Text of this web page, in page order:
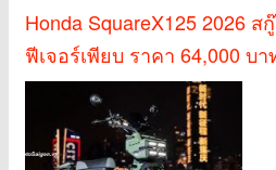
Honda SquareX125 2026 ส
ฟีเจอร์เพียบ ราคา 64,000 บา